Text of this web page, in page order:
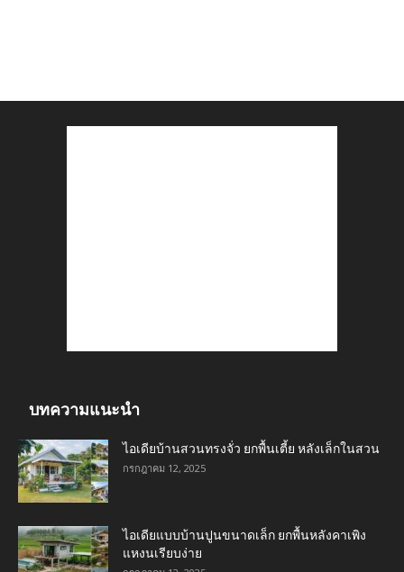
บทความแนะนำ
ไอเดียบ้านสวนทรงจั่ว ยกพื้นเตี้ย หลังเล็กในสวน
กรกฎาคม 12, 2025
ไอเดียแบบบ้านปูนขนาดเล็ก ยกพื้นหลังคาเพิง
แหงนเรียบง่าย